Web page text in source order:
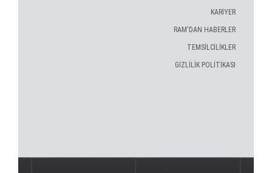
KARİYER
RAM'DAN HABERLER
TEMSİLCİLİKLER
GİZLİLİK POLİTİKASI